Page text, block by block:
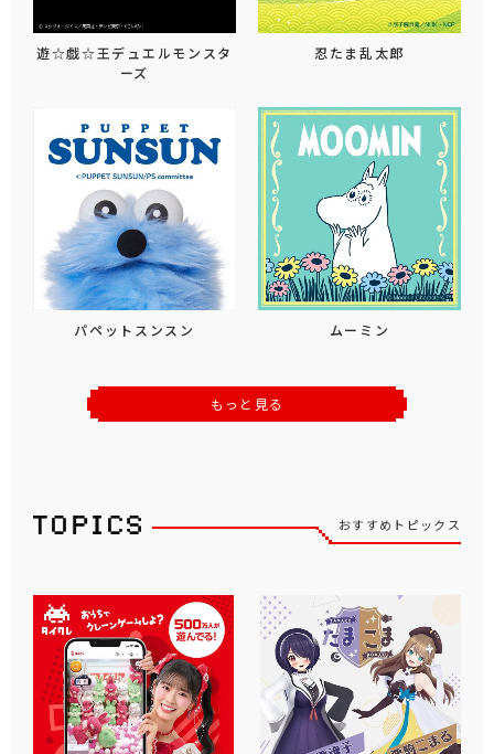
遊☆戯☆王デュエルモンスタ
ーズ
忍たま乱太郎
パペットスンスン ムーミン
もっと見る
おすすめトピックス